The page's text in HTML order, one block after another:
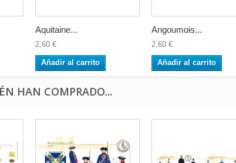
Aquitaine...
2,60 €
Añadir al carrito
Angoumois...
2,60 €
Añadir al carrito
HAN COMPRADO...